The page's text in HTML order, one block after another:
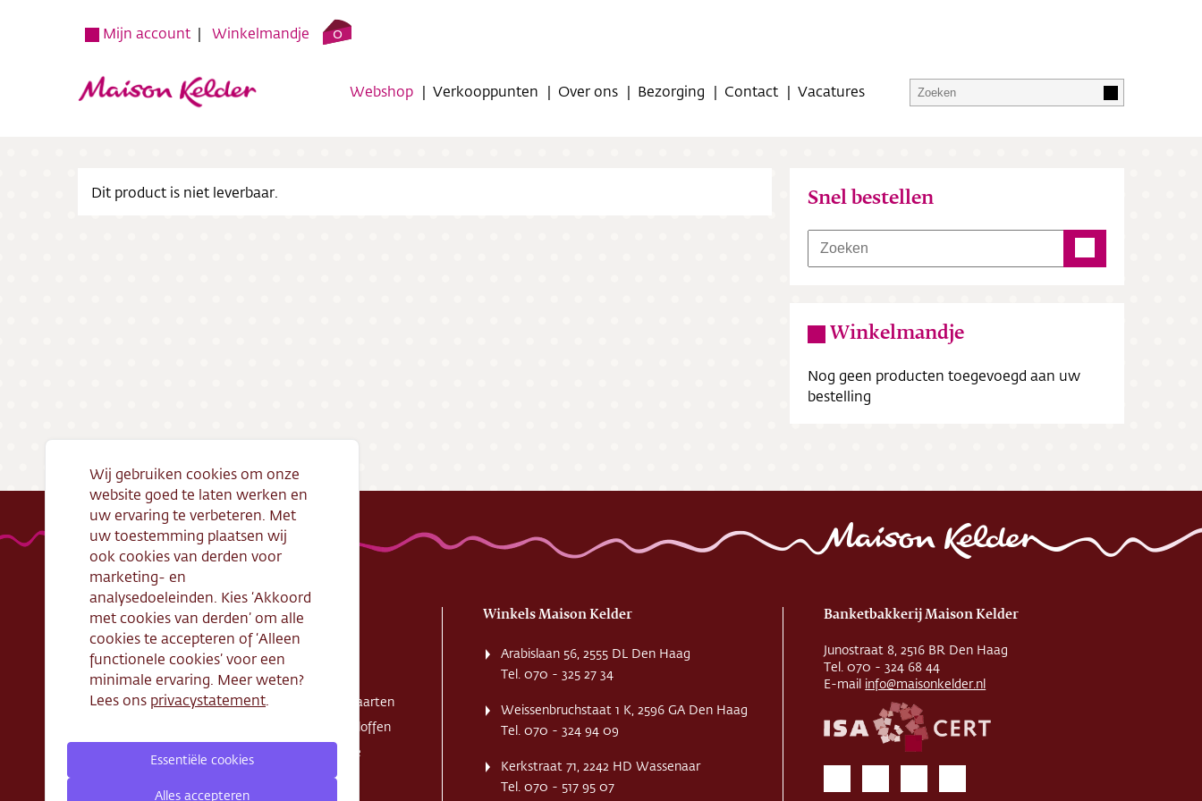
Mijn account Winkelmandje 0
Webshop Verkooppunten Over ons Bezorging Contact Vacatures
Dit product is niet leverbaar. Snel bestellen
Winkelmandje
Nog geen producten toegevoegd aan uw
bestelling
Handige links
Openingstijden
Algemene
voorwaarden
ondernemen
Cadeaubon
Zakelijke bestelling
Webshop
Taarten
Exclusieve taarten
Schnitte - Sloffen
Koek - Cake
Winkels Maison Kelder
Arabislaan 56, 2555 DL Den Haag
Tel. 070 - 325 27 34
Weissenbruchstaat 1 K, 2596 GA Den Haag
Tel. 070 - 324 94 09
Kerkstraat 71, 2242 HD Wassenaar
Tel. 070 - 517 95 07
Banketbakkerij Maison Kelder
Junostraat 8, 2516 BR Den Haag
Tel. 070 - 324 68 44
E-mail info@maisonkelder.nl
Wij gebruiken cookies om onze
website goed te laten werken en
uw ervaring te verbeteren. Met
uw toestemming plaatsen wij
ook cookies van derden voor
marketing- en
analysedoeleinden. Kies ‘Akkoord
met cookies van derden’ om alle
cookies te accepteren of ‘Alleen
functionele cookies’ voor een
minimale ervaring. Meer weten?
Lees ons privacystatement.
Essentiële cookies
Alles accepteren